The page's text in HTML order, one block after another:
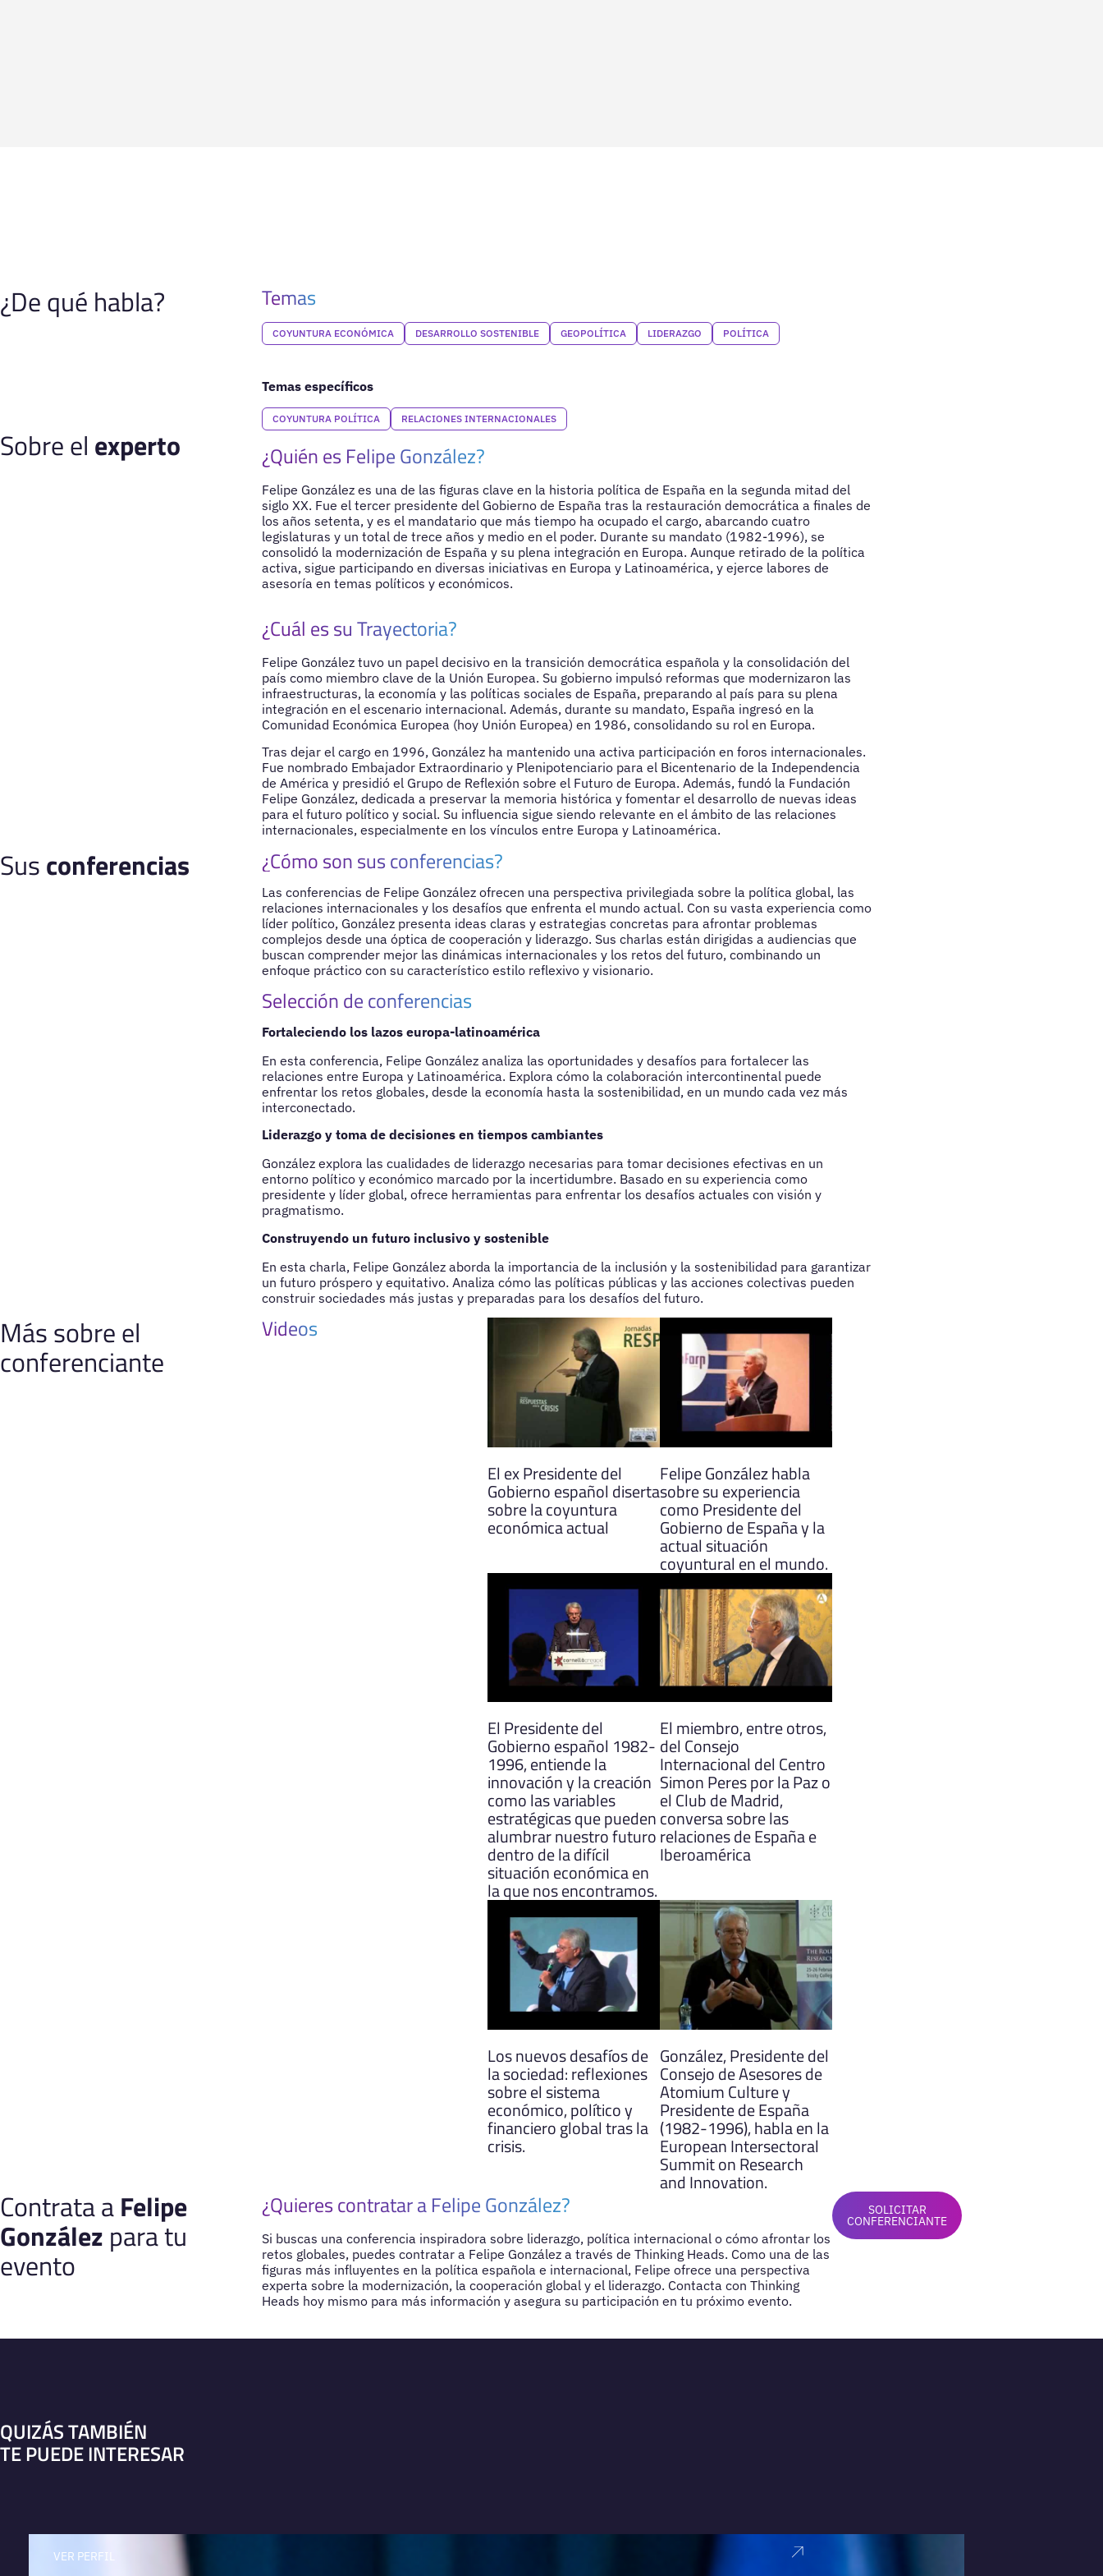
¿De qué habla? Temas
COYUNTURA ECONÓMICA DESARROLLO SOSTENIBLE GEOPOLÍTICA LIDERAZGO POLÍTICA
Temas específicos
COYUNTURA POLÍTICA RELACIONES INTERNACIONALES
Sobre el experto ¿Quién es Felipe González?
Felipe González es una de las figuras clave en la historia política de España en la segunda mitad del
siglo XX. Fue el tercer presidente del Gobierno de España tras la restauración democrática a finales de
los años setenta, y es el mandatario que más tiempo ha ocupado el cargo, abarcando cuatro
legislaturas y un total de trece años y medio en el poder. Durante su mandato (1982-1996), se
consolidó la modernización de España y su plena integración en Europa. Aunque retirado de la política
activa, sigue participando en diversas iniciativas en Europa y Latinoamérica, y ejerce labores de
asesoría en temas políticos y económicos.
¿Cuál es su Trayectoria?
Felipe González tuvo un papel decisivo en la transición democrática española y la consolidación del
país como miembro clave de la Unión Europea. Su gobierno impulsó reformas que modernizaron las
infraestructuras, la economía y las políticas sociales de España, preparando al país para su plena
integración en el escenario internacional. Además, durante su mandato, España ingresó en la
Comunidad Económica Europea (hoy Unión Europea) en 1986, consolidando su rol en Europa.
Tras dejar el cargo en 1996, González ha mantenido una activa participación en foros internacionales.
Fue nombrado Embajador Extraordinario y Plenipotenciario para el Bicentenario de la Independencia
de América y presidió el Grupo de Reflexión sobre el Futuro de Europa. Además, fundó la Fundación
Felipe González, dedicada a preservar la memoria histórica y fomentar el desarrollo de nuevas ideas
para el futuro político y social. Su influencia sigue siendo relevante en el ámbito de las relaciones
internacionales, especialmente en los vínculos entre Europa y Latinoamérica.
Susconferencias ¿Cómo son sus conferencias?
Las conferencias de Felipe González ofrecen una perspectiva privilegiada sobre la política global, las
relaciones internacionales y los desafíos que enfrenta el mundo actual. Con su vasta experiencia como
líder político, González presenta ideas claras y estrategias concretas para afrontar problemas
complejos desde una óptica de cooperación y liderazgo. Sus charlas están dirigidas a audiencias que
buscan comprender mejor las dinámicas internacionales y los retos del futuro, combinando un
enfoque práctico con su característico estilo reflexivo y visionario.
Selección de conferencias
Fortaleciendo los lazos europa-latinoamérica
En esta conferencia, Felipe González analiza las oportunidades y desafíos para fortalecer las
relaciones entre Europa y Latinoamérica. Explora cómo la colaboración intercontinental puede
enfrentar los retos globales, desde la economía hasta la sostenibilidad, en un mundo cada vez más
interconectado.
Liderazgo y toma de decisiones en tiempos cambiantes
González explora las cualidades de liderazgo necesarias para tomar decisiones efectivas en un
entorno político y económico marcado por la incertidumbre. Basado en su experiencia como
presidente y líder global, ofrece herramientas para enfrentar los desafíos actuales con visión y
pragmatismo.
Construyendo un futuro inclusivo y sostenible
En esta charla, Felipe González aborda la importancia de la inclusión y la sostenibilidad para garantizar
un futuro próspero y equitativo. Analiza cómo las políticas públicas y las acciones colectivas pueden
construir sociedades más justas y preparadas para los desafíos del futuro.
Más sobre el
conferenciante
Videos
El ex Presidente del
Gobierno español diserta
sobre la coyuntura
económica actual
Felipe González habla
sobre su experiencia
como Presidente del
Gobierno de España y la
actual situación
coyuntural en el mundo.
El Presidente del
Gobierno español 1982-
1996, entiende la
innovación y la creación
como las variables
estratégicas que pueden
alumbrar nuestro futuro
dentro de la difícil
situación económica en
la que nos encontramos.
El miembro, entre otros,
del Consejo
Internacional del Centro
Simon Peres por la Paz o
el Club de Madrid,
conversa sobre las
relaciones de España e
Iberoamérica
Los nuevos desafíos de
la sociedad: reflexiones
sobre el sistema
económico, político y
financiero global tras la
crisis.
González, Presidente del
Consejo de Asesores de
Atomium Culture y
Presidente de España
(1982-1996), habla en la
European Intersectoral
Summit on Research
and Innovation.
Contrata aFelipe
González para tu
evento
¿Quieres contratar a Felipe González?
Si buscas una conferencia inspiradora sobre liderazgo, política internacional o cómo afrontar los
retos globales, puedes contratar a Felipe González a través de Thinking Heads. Como una de las
figuras más influyentes en la política española e internacional, Felipe ofrece una perspectiva
experta sobre la modernización, la cooperación global y el liderazgo. Contacta con Thinking
Heads hoy mismo para más información y asegura su participación en tu próximo evento.
SOLICITAR
CONFERENCIANTE
QUIZÁS TAMBIÉN
TE PUEDE INTERESAR
VER PERFIL